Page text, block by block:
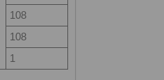
108
108
1